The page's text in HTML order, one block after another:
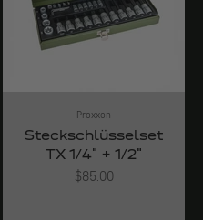
Proxxon
Steckschlüsselset
TX 1/4" + 1/2"
Angebot
$85.00